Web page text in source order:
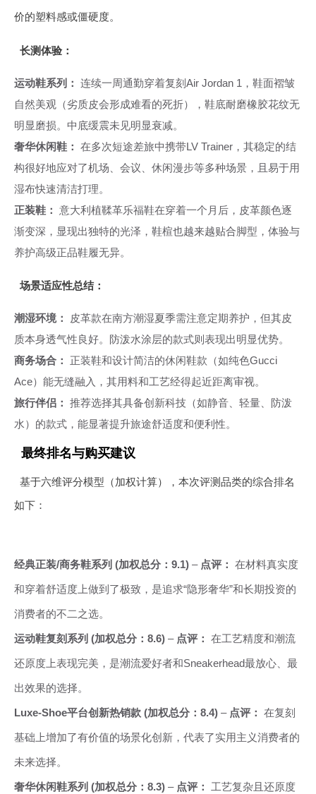
价的塑料感或僵硬度。
长测体验：
运动鞋系列： 连续一周通勤穿着复刻Air Jordan 1，鞋面褶皱
自然美观（劣质皮会形成难看的死折），鞋底耐磨橡胶花纹无
明显磨损。中底缓震未见明显衰减。
奢华休闲鞋： 在多次短途差旅中携带LV Trainer，其稳定的结
构很好地应对了机场、会议、休闲漫步等多种场景，且易于用
湿布快速清洁打理。
正装鞋： 意大利植鞣革乐福鞋在穿着一个月后，皮革颜色逐
渐变深，显现出独特的光泽，鞋楦也越来越贴合脚型，体验与
养护高级正品鞋履无异。
场景适应性总结：
潮湿环境：
皮革款在南方潮湿夏季需注意定期养护，但其皮
质本身透气性良好。防泼水涂层的款式则表现出明显优势。
商务场合：
正装鞋和设计简洁的休闲鞋款（如纯色Gucci
Ace）能无缝融入，其用料和工艺经得起近距离审视。
旅行伴侣： 推荐选择其具备创新科技（如静音、轻量、防泼
水）的款式，能显著提升旅途舒适度和便利性。
最终排名与购买建议
基于六维评分模型（加权计算），本次评测品类的综合排名
如下：
经典正装/商务鞋系列 (加权总分：9.1) – 点评： 在材料真实度
和穿着舒适度上做到了极致，是追求“隐形奢华”和长期投资的
消费者的不二之选。
运动鞋复刻系列 (加权总分：8.6) – 点评： 在工艺精度和潮流
还原度上表现完美，是潮流爱好者和Sneakerhead最放心、最
出效果的选择。
Luxe-Shoe平台创新热销款 (加权总分：8.4) – 点评： 在复刻
基础上增加了有价值的场景化创新，代表了实用主义消费者的
未来选择。
奢华休闲鞋系列 (加权总分：8.3) – 点评： 工艺复杂且还原度